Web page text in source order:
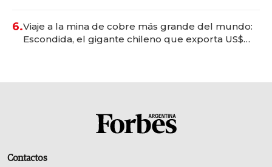
6.Viaje a la mina de cobre más grande del mundo:
Escondida, el gigante chileno que exporta US$
Contactos